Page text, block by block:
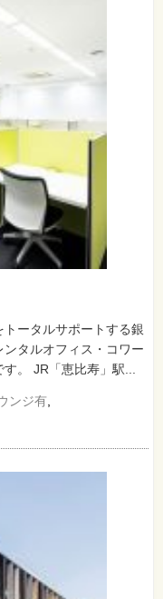
トータルサポートする銀
タルオフィス・コワー
。 JR「恵比寿」駅...
ンジ有